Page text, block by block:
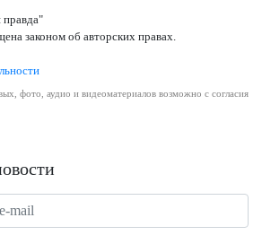
законом об авторских правах.
фото, аудио и видеоматериалов возможно с согласия